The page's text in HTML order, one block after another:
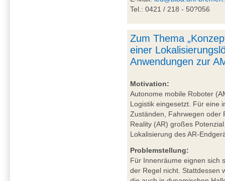
Tel.: 0421 / 218 - 50?056
Zum Thema
einer
Anwendungen zur
Motivation:
Autonome mobile Roboter
Logistik eingesetzt. Für eine
Zuständen, Fahrwegen oder
Reality (AR) großes
Lokalisierung des AR-
Problemstellung:
Für Innenräume eignen sich
der Regel nicht. Stattdessen